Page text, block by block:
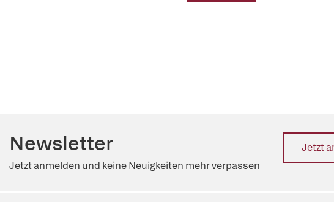
Newsletter
Jetzt anmelden und keine Neuigkeiten mehr verpassen
Jetzt